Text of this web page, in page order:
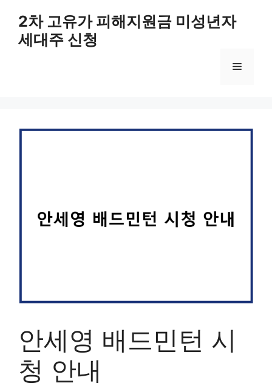
2차 고유가 피해지원금 미성년자
세대주 신청
메
안세영 배드민턴 시
청 안내